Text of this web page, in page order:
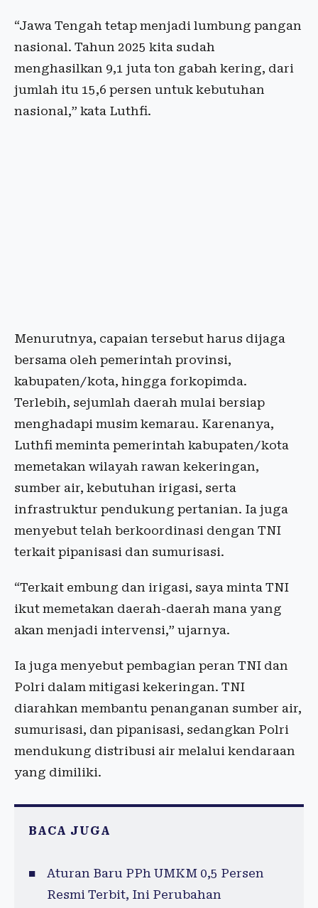
“Jawa Tengah tetap menjadi lumbung pangan
nasional. Tahun 2025 kita sudah
menghasilkan 9,1 juta ton gabah kering, dari
jumlah itu 15,6 persen untuk kebutuhan
nasional,” kata Luthfi.
Menurutnya, capaian tersebut harus dijaga
bersama oleh pemerintah provinsi,
kabupaten/kota, hingga forkopimda.
Terlebih, sejumlah daerah mulai bersiap
menghadapi musim kemarau. Karenanya,
Luthfi meminta pemerintah kabupaten/kota
memetakan wilayah rawan kekeringan,
sumber air, kebutuhan irigasi, serta
infrastruktur pendukung pertanian. Ia juga
menyebut telah berkoordinasi dengan TNI
terkait pipanisasi dan sumurisasi.
“Terkait embung dan irigasi, saya minta TNI
ikut memetakan daerah-daerah mana yang
akan menjadi intervensi,” ujarnya.
Ia juga menyebut pembagian peran TNI dan
Polri dalam mitigasi kekeringan. TNI
diarahkan membantu penanganan sumber air,
sumurisasi, dan pipanisasi, sedangkan Polri
mendukung distribusi air melalui kendaraan
yang dimiliki.
BACA JUGA
Aturan Baru PPh UMKM 0,5 Persen
Resmi Terbit, Ini Perubahan